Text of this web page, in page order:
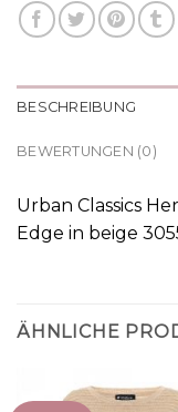
BESCHREIBUNG
BEWERTUNGEN (0)
Urban Classics
Edge in beige
ÄHNLICHE